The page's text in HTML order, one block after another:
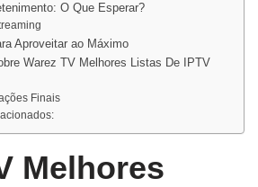
O Que Esperar?
Aproveitar ao Máximo
Warez TV Melhores Listas De IPTV
Finais
Melhores